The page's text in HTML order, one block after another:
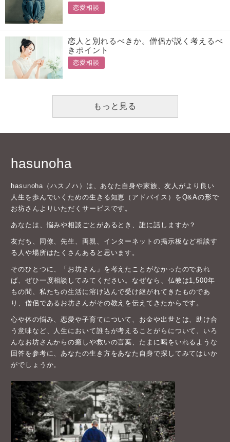
恋愛相談
恋人と別れるべきか。僧侶が説く考えるべ
きポイント
恋愛相談
もっと見る
hasunoha
hasunoha（ハスノハ）は、あなた自身や家族、友人がより良い
人生を歩んでいくための生きる知恵（アドバイス）をQ&Aの形で
お坊さんよりいただくサービスです。
あなたは、悩みや相談ごとがあるとき、誰に話しますか？
友だち、同僚、先生、両親、インターネットの掲示板など相談す
る人や場所はたくさんあると思います。
そのひとつに、「お坊さん」を考えたことがなかったのであれ
ば、ぜひ一度相談してみてください。なぜなら、仏教は1,500年
もの間、私たちの生活に溶け込んで受け継がれてきたものであ
り、僧侶であるお坊さんがその教えを伝えてきたからです。
心や体の悩み、恋愛や子育てについて、お金や出世とは、助け合
う意味など、人生において誰もが考えることがらについて、いろ
んなお坊さんからの癒しや救いの言葉、たまに喝をいれるような
回答を参考に、あなたの生き方をあなた自身で探してみてはいか
がでしょうか。